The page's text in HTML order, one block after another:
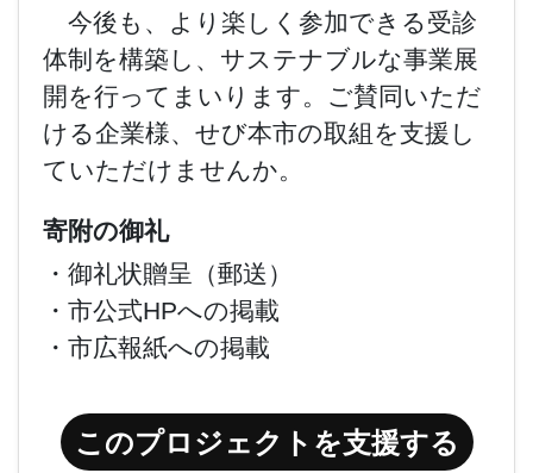
今後も、より楽しく参加できる受診
体制を構築し、サステナブルな事業展
開を行ってまいります。ご賛同いただ
ける企業様、せび本市の取組を支援し
ていただけませんか。
寄附の御礼
・御礼状贈呈（郵送）
・市公式HPへの掲載
・市広報紙への掲載
このプロジェクトを支援する